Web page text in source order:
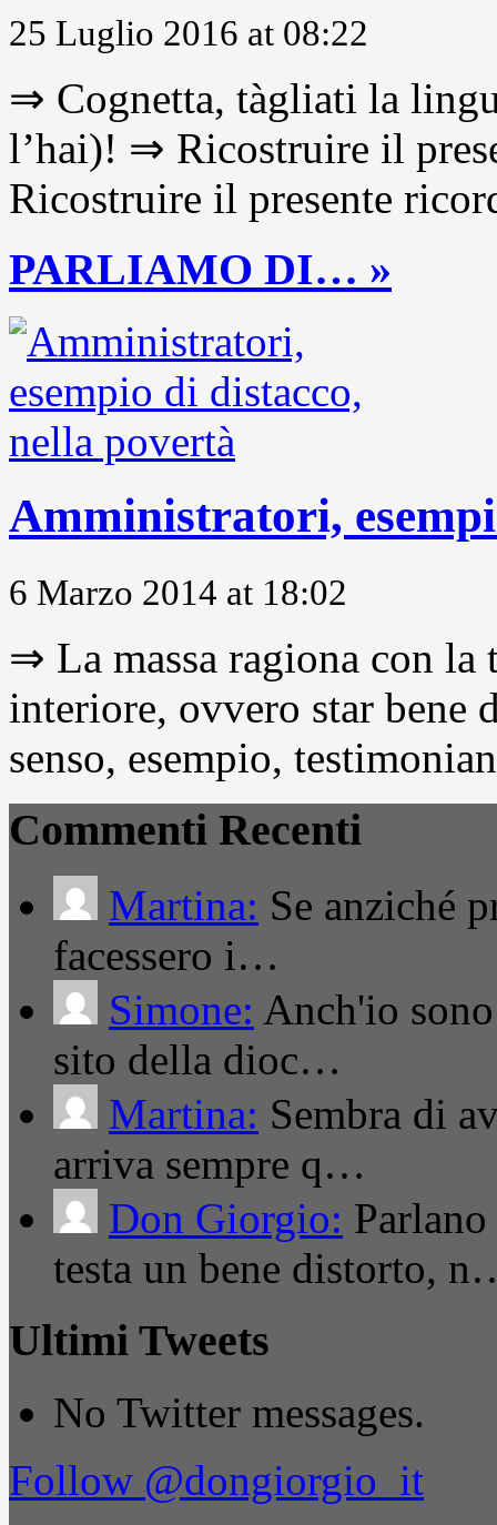
25 Luglio 2016 at 08:22
⇒ Cognetta, tàgliati la
l’hai)! ⇒ Ricostruire il
Ricostruire il presente
PARLIAMO DI… »
Amministratori,
6 Marzo 2014 at 18:02
⇒ La massa ragiona con
interiore, ovvero star
senso, esempio,
Commenti Recenti
Martina: Se anziché
facessero i…
Simone: Anch'io
sito della dioc…
Martina: Sembra di
arriva sempre q…
Don Giorgio:
testa un bene distorto,
Ultimi Tweets
No Twitter messages.
Follow @dongiorgio_it